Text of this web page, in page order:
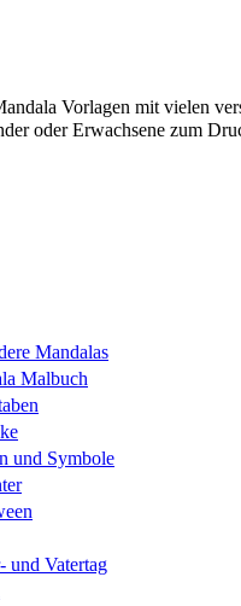
Vorlagen mit vielen
oder Erwachsene zum
Mandalas
Malbuch
und Symbole
und Vatertag